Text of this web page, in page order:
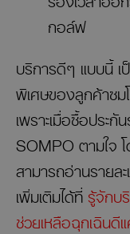
กอล์ฟ
บริการดีๆ แบบนี้ เ
พิเศษของลูกค้าซม
เพราะเมื่อซื้อประ
SOMPO ตามใจ
สามารถอ่านรายล
เพิ่มเติมได้ที่ รู้จักบ
ช่วยเหลือฉุกเฉินดี